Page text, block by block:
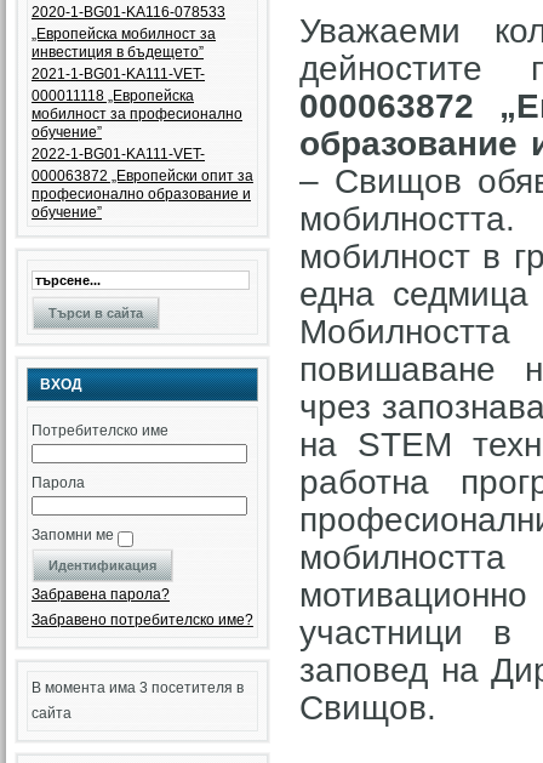
2020-1-BG01-KA116-078533
„Европейска мобилност за
инвестиция в бъдещето”
2021-1-BG01-KA111-VET-
000011118 „Европейска
мобилност за професионално
обучение”
2022-1-BG01-KA111-VET-
000063872 „Eвропейски опит за
професионално образование и
обучение”
ВХОД
Потребителско име
Парола
Запомни ме
Забравена парола?
Забравено потребителско име?
В момента има 3 посетителя в
сайта
Уважаеми
000063872
образование
– Свищов
мобилност в
една
повишаване
чрез
на STEM
работна
участници в
заповед на
Свищов.